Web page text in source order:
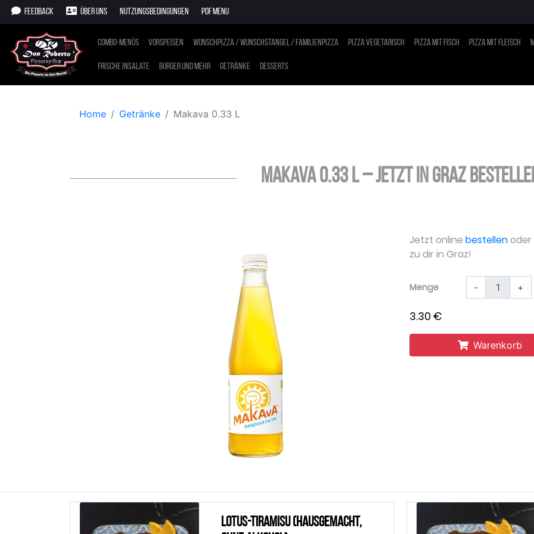
Feedback Über uns Nutzungsbedingungen PDF Menu
Combo-Menüs Vorspeisen Wunschpizza / Wunschstangel / Familienpizza Pizza vegetarisch Pizza mit Fisch Pizza mit Fleisch
Frische Insalate Burger und mehr Getränke Desserts
Home Getränke Makava 0.33 L
Makava 0.33 L – jetzt in Graz
Jetzt online bestellenoder
zu dir in Graz!
Menge - +
3.30 €
Warenkorb
Lotus-Tiramisu (Hausgemacht,